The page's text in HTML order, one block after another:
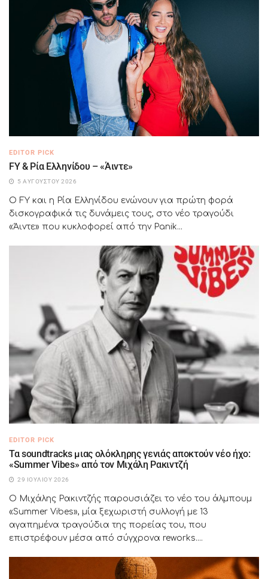
EDITOR PICK
FY & Ρία Ελληνίδου – «Άιντε»
5 ΑΥΓΟΎΣΤΟΥ 2026
Ο FY και η Ρία Ελληνίδου ενώνουν για πρώτη φορά
δισκογραφικά τις δυνάμεις τους, στο νέο τραγούδι
«Άιντε» που κυκλοφορεί από την Panik...
EDITOR PICK
Τα soundtracks μιας ολόκληρης γενιάς αποκτούν νέο ήχο:
«Summer Vibes» από τον Μιχάλη Ρακιντζή
29 ΙΟΥΛΊΟΥ 2026
Ο Μιχάλης Ρακιντζής παρουσιάζει το νέο του άλμπουμ
«Summer Vibes», μία ξεχωριστή συλλογή με 13
αγαπημένα τραγούδια της πορείας του, που
επιστρέφουν μέσα από σύγχρονα reworks....